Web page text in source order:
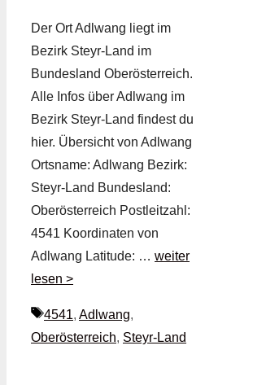
Der Ort Adlwang liegt im
Bezirk Steyr-Land im
Bundesland Oberösterreich.
Alle Infos über Adlwang im
Bezirk Steyr-Land findest du
hier. Übersicht von Adlwang
Ortsname: Adlwang Bezirk:
Steyr-Land Bundesland:
Oberösterreich Postleitzahl:
4541 Koordinaten von
Adlwang Latitude: … weiter
lesen >
Schlagwörter
4541, Adlwang,
Oberösterreich, Steyr-Land